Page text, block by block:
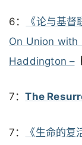
6：
《论与基
On Union with
Haddington –
7：The
7：
《生命的